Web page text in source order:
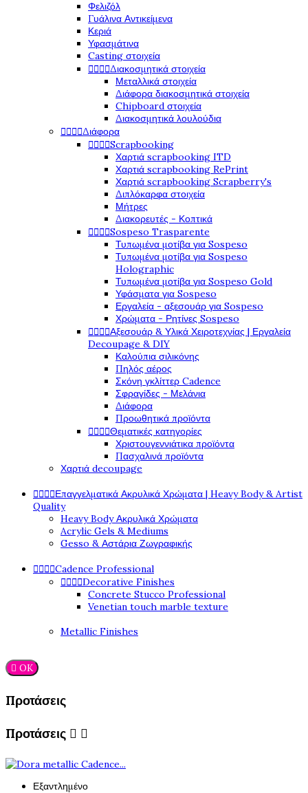
Φελιζόλ
Γυάλινα Αντικείμενα
Κεριά
Υφασμάτινα
Casting στοιχεία
Διακοσμητικά στοιχεία
Μεταλλικά στοιχεία
Διάφορα διακοσμητικά στοιχεία
Chipboard στοιχεία
Διακοσμητικά λουλούδια
Διάφορα
Scrapbooking
Χαρτιά scrapbooking ITD
Χαρτιά scrapbooking RePrint
Χαρτιά scrapbooking Scrapberry's
Διπλόκαρφα στοιχεία
Μήτρες
Διακορευτές - Κοπτικά
Sospeso Trasparente
Τυπωμένα μοτίβα για Sospeso
Τυπωμένα μοτίβα για Sospeso
Holographic
Τυπωμένα μοτίβα για Sospeso Gold
Υφάσματα για Sospeso
Εργαλεία - αξεσουάρ για Sospeso
Χρώματα - Ρητίνες Sospeso
Αξεσουάρ & Υλικά Χειροτεχνίας | Εργαλεία
Decoupage & DIY
Καλούπια σιλικόνης
Πηλός αέρος
Σκόνη γκλίττερ Cadence
Σφραγίδες - Μελάνια
Διάφορα
Προωθητικά προϊόντα
Θεματικές κατηγορίες
Χριστουγεννιάτικα προϊόντα
Πασχαλινά προϊόντα
Χαρτιά decoupage
Επαγγελματικά Ακρυλικά Χρώματα | Heavy Body & Artist
Quality
Heavy Body Ακρυλικά Χρώματα
Acrylic Gels & Mediums
Gesso & Αστάρια Ζωγραφικής
Cadence Professional
Decorative Finishes
Concrete Stucco Professional
Venetian touch marble texture
Metallic Finishes
 OK
Προτάσεις
Προτάσεις  
Εξαντλημένο